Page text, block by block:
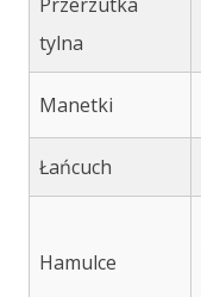
tylna
Manetki
Łańcuch
Hamulce